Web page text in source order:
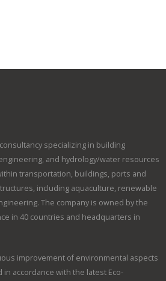
specializing in building
and hydrology/water resources
transportation, buildings, ports and
including aquaculture, renewable
The company is owned by the
in 40 countries and headquarters in
improvement of environmental aspects
accordance with the latest Eco-